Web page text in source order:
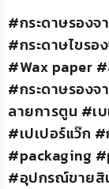
#กระดาษรองจ
#กระดาษไขรอ
#Wax paper
#กระดาษรองจ
ลายการตูน #เ
#เปเปอร์แว๊ก
#packaging
#อุปกรณ์ขายสิ